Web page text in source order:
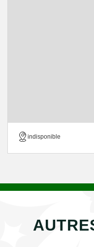
indisponible